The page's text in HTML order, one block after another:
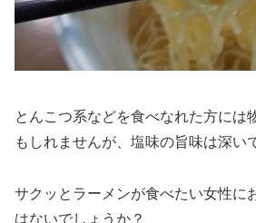
とんこつ系などを食べなれた方には
もしれませんが、塩味の旨味は深い
サクッとラーメンが食べたい女性に
はないでしょうか？